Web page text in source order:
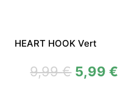
HEART HOOK Vert
9,99€ 5,99€